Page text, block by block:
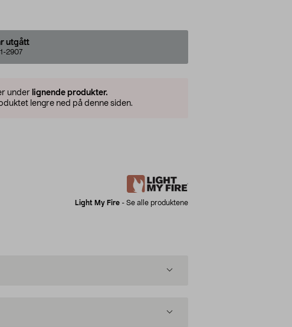
utgått
2907
under lignende produkter.
lengre ned på denne siden.
Light My Fire - Se alle produktene